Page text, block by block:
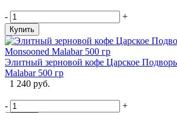
- +
Купить
Элитный зерновой кофе Царское
Malabar 500 гр
1 240 руб.
- +